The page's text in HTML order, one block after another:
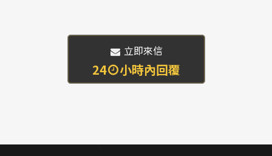
立即來信
24 小時內回覆